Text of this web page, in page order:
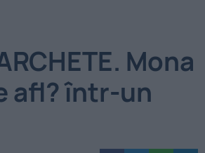
Mona
afl? într-un